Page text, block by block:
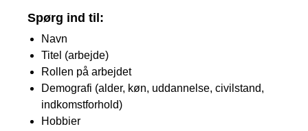
Spørg ind til:
Navn
Titel (arbejde)
Rollen på arbejdet
Demografi (alder, køn, uddannelse, civilstand,
indkomstforhold)
Hobbier